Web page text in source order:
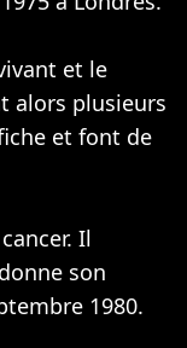
et le
alors plusieurs
et font de
Il
son
1980.